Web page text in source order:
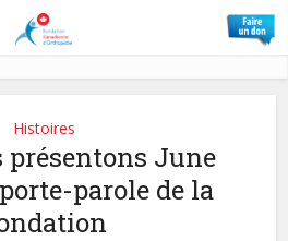
Histoires
présentons June
parole de la